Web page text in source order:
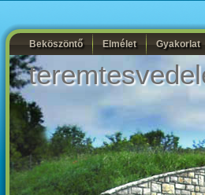
Beköszöntő Elmélet Gyakorlat